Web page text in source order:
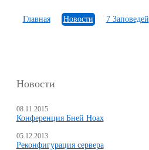
Главная Новости 7 Заповедей
Новости
08.11.2015
Конференция Бней Ноах
05.12.2013
Реконфигурация сервера